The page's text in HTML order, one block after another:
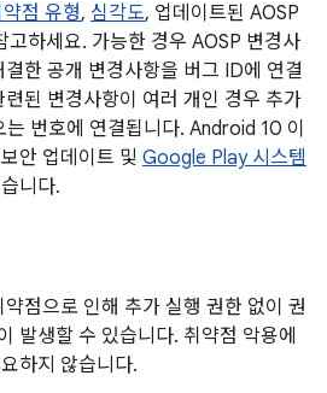
약점 유형, 심각도, 업데이트된 AOSP
고하세요. 가능한 경우 AOSP 변경사
한 공개 변경사항을 버그 ID에 연결
된 변경사항이 여러 개인 경우 추가
번호에 연결됩니다. Android 10 이
안 업데이트 및 Google Play 시스템
니다.
점으로 인해 추가 실행 권한 없이 권
발생할 수 있습니다. 취약점 악용에
하지 않습니다.